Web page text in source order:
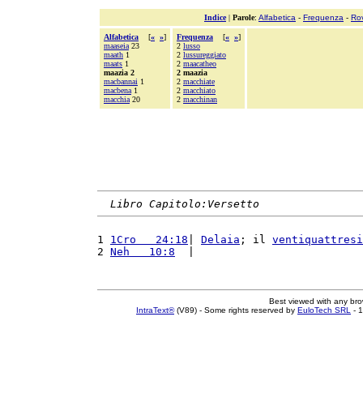
Indice| Parole: Alfabetica - Frequenza -
Alfabetica [« »]
maaseia 23
maath 1
maats 1
maazia 2
macbannai 1
macbena 1
macchia 20
Frequenza [« »]
2 lusso
2 lussureggiato
2 maacatheo
2 maazia
2 macchiate
2 macchiato
2 macchinan
Libro Capitolo:Versetto
1 1Cro   24:18 Delaia ; il
2 Neh   10:8
Best viewed with any
IntraText®(V89) - Some rights reserved by EuloTech SRL -